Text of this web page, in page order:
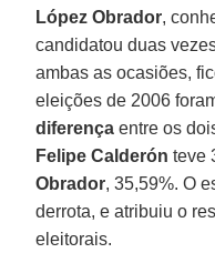
López Obrador,
candidatou duas
ambas as ocasiões,
eleições de 2006
diferença entre os
Felipe Calderón teve
Obrador, 35,59%. O
derrota, e atribuiu o
eleitorais.